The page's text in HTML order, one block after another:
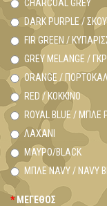
CHARCOAL GREY
DARK PURPLE /
FIR GREEN /
GREY MELANGE /
ORANGE / ΠΟΡΤΟΚΑΛΊ
RED / ΚΟΚΚΙΝΟ
ROYAL BLUE / ΜΠΛΕ
ΛΑΧΑΝΊ
ΜΑΎΡΟ/BLACK
ΜΠΛΕ NAVY / NAVY
ΜΈΓΕΘΟΣ